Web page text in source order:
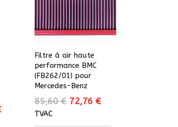
Le
Filtre à air haute
performance BMC
(FB262/01) pour
Mercedes-Benz
85,60€ Le
72,76 €Le
TVAC